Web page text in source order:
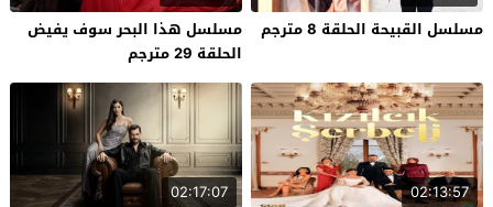
مسلسل القبيحة الحلقة 8 مترجم
مسلسل هذا البحر سوف يفيض
الحلقة 29 مترجم
02:13:57
02:17:07